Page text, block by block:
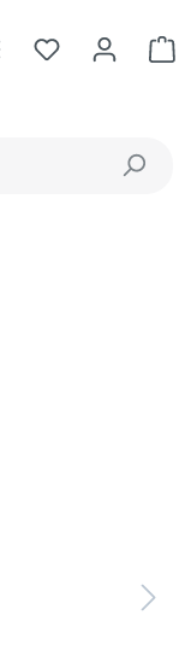
Il